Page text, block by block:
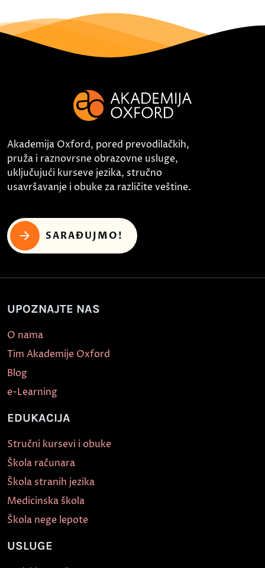
Akademija Oxford, pored prevodilačkih,
pruža i raznovrsne obrazovne usluge,
uključujući kurseve jezika, stručno
usavršavanje i obuke za različite veštine.
SARAĐUJMO!
UPOZNAJTE NAS
O nama
Tim Akademije Oxford
Blog
e-Learning
EDUKACIJA
Stručni kursevi i obuke
Škola računara
Škola stranih jezika
Medicinska škola
Škola nege lepote
USLUGE